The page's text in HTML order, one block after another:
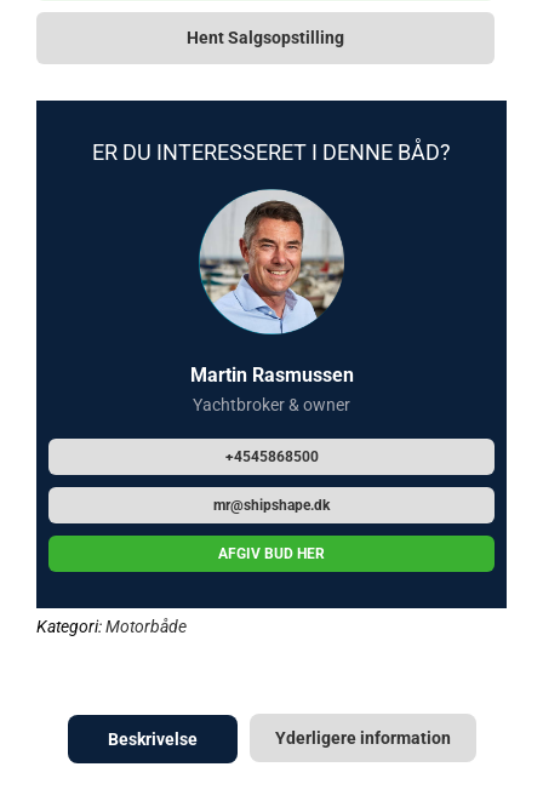
Hent Salgsopstilling
ER DU INTERESSERET I DENNE BÅD?
Martin Rasmussen
Yachtbroker & owner
+4545868500
mr@shipshape.dk
AFGIV BUD HER
Kategori:Motorbåde
Beskrivelse Yderligere information